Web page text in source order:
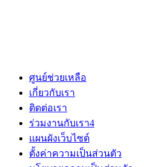
ศูนย์ช่วยเหลือ
เกี่ยวกับเรา
ติดต่อเรา
ร่วมงานกับเรา4
แผนผังเว็บไซต์
ตั้งค่าความเป็นส่วนตัว